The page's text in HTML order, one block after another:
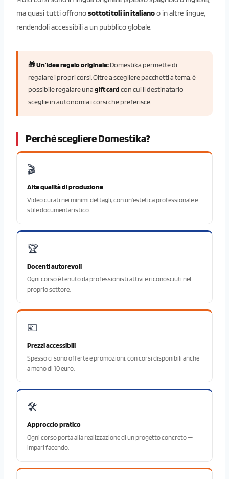
ma quasi tutti offronosottotitoli in italianoo in altre lingue,
rendendoli accessibili a un pubblico globale.
🎁 Un’idea regalo originale:Domestika permette di
regalare i propri corsi. Oltre a scegliere pacchetti a tema, è
possibile regalare unagift cardcon cui il destinatario
sceglie in autonomia i corsi che preferisce.
Perché scegliere Domestika?
🎬
Alta qualità di produzione
Video curati nei minimi dettagli, con un’estetica professionale e
stile documentaristico.
🏆
Docenti autorevoli
Ogni corso è tenuto da professionisti attivi e riconosciuti nel
proprio settore.
💶
Prezzi accessibili
Spesso ci sono offerte e promozioni, con corsi disponibili anche
a meno di 10 euro.
🛠️
Approccio pratico
Ogni corso porta alla realizzazione di un progetto concreto —
impari facendo.